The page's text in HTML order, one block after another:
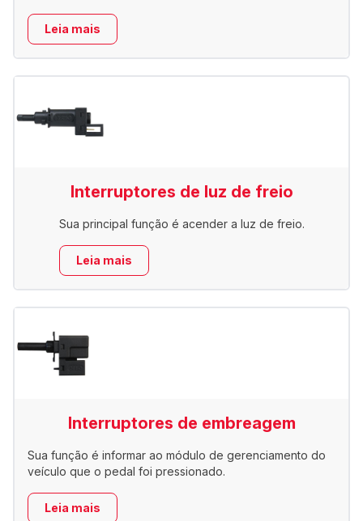
Leia mais
Interruptores de luz de freio
Sua principal função é acender a luz de freio.
Leia mais
Interruptores de embreagem
Sua função é informar ao módulo de gerenciamento do
veículo que o pedal foi pressionado.
Leia mais